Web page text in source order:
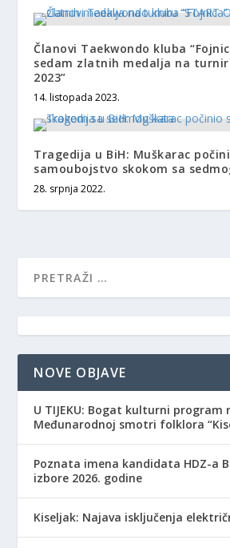
Članovi Taekwondo kluba
sedam zlatnih medalja na turniru
2023”
14. listopada 2023.
Tragedija u BiH: Muškarac
samoubojstvo skokom sa
28. srpnja 2022.
NOVE OBJAVE
​U TIJEKU: Bogat kulturni program
Međunarodnoj smotri folklora
Poznata imena kandidata HDZ-a
izbore 2026. godine
Kiseljak: Najava isključenja